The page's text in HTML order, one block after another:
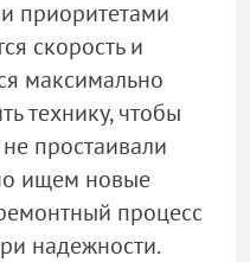
приоритетами
скорость и
максимально
технику, чтобы
простаивали
ищем новые
процесс
надежности.